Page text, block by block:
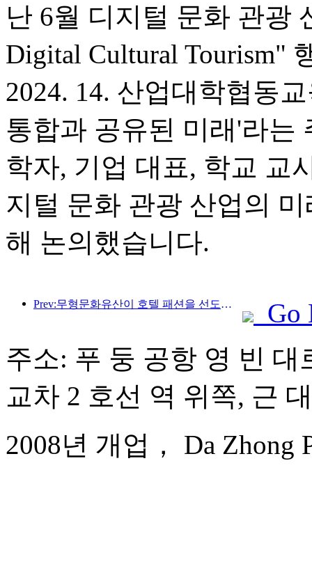
난 6월 디지털 문화 관광
Digital Cultural Tourism"
2024. 14. 산업대학협동
통합과 공유된 미래'라는
학자, 기업 대표, 학교 교
지털 문화 관광 산업의
해 논의했습니다.
Prev:무형문화유산이 호텔 패션을 선도하고, 고급 리조트 호텔의 다음은 어디일까?
Go
주소: 푸 둥 공항 영 빈 대
교차 2 호선 역 위쪽, 근
2008년 개업， Da Zhong